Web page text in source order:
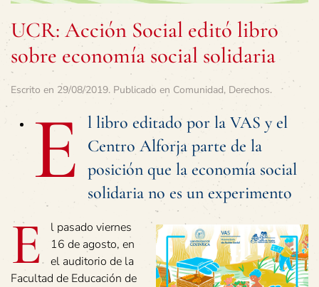
UCR: Acción Social editó libro
sobre economía social solidaria
Escrito en 29/08/2019. Publicado en Comunidad, Derechos.
E l libro editado por la VAS y el
Centro Alforja parte de la
posición que la economía social
solidaria no es un experimento
E
l pasado viernes
16 de agosto, en
el auditorio de la
Facultad de Educación de